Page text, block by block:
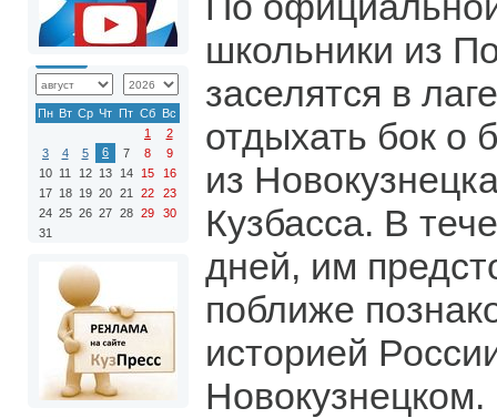
Пн Вт Ср Чт Пт Сб Вс
1
2
3
4 5 6 7 8
9
10 11 12 13 14 15
16
17 18 19 20 21 22
23
24 25 26 27 28 29
30
31
школьники из
заселятся в
отдыхать бок о
из
Кузбасса. В
дней, им
поближе
историей
Новокузнецком.